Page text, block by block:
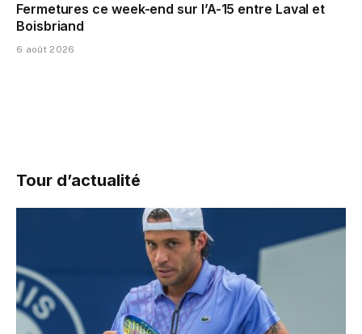
Fermetures ce week-end sur l’A-15 entre Laval et
Boisbriand
6 août 2026
Tour d’actualité